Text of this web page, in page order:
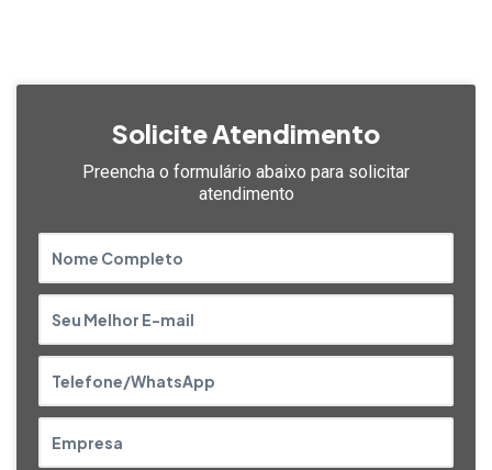
Solicite Atendimento
Preencha o formulário abaixo para solicitar
atendimento